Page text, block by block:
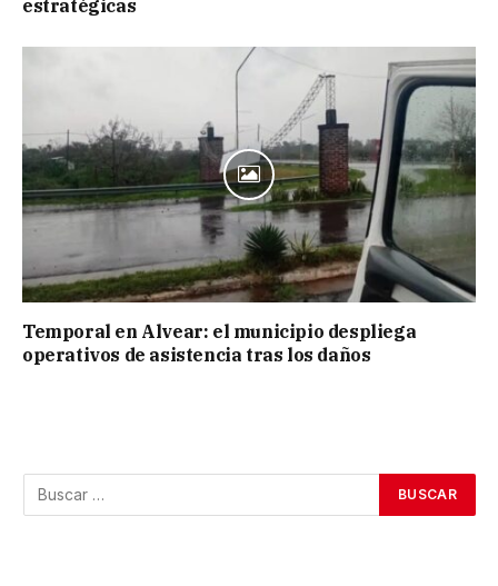
estratégicas
Temporal en Alvear: el municipio despliega
operativos de asistencia tras los daños